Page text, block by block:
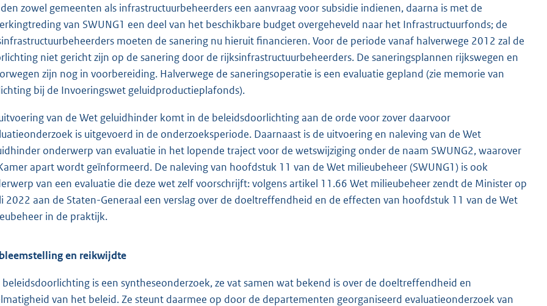
zowel gemeenten als infrastructuurbeheerders een aanvraag voor subsidie indienen, daarna is met de
van SWUNG1 een deel van het beschikbare budget overgeheveld naar het Infrastructuurfonds; de
moeten de sanering nu hieruit financieren. Voor de periode vanaf halverwege 2012 zal de
niet gericht zijn op de sanering door de rijksinfrastructuurbeheerders. De saneringsplannen rijkswegen en
zijn nog in voorbereiding. Halverwege de saneringsoperatie is een evaluatie gepland (zie memorie van
bij de Invoeringswet geluidproductieplafonds).
van de Wet geluidhinder komt in de beleidsdoorlichting aan de orde voor zover daarvoor
is uitgevoerd in de onderzoeksperiode. Daarnaast is de uitvoering en naleving van de Wet
onderwerp van evaluatie in het lopende traject voor de wetswijziging onder de naam SWUNG2, waarover
apart wordt geïnformeerd. De naleving van hoofdstuk 11 van de Wet milieubeheer (SWUNG1) is ook
van een evaluatie die deze wet zelf voorschrijft: volgens artikel 11.66 Wet milieubeheer zendt de Minister op
2022 aan de Staten-Generaal een verslag over de doeltreffendheid en de effecten van hoofdstuk 11 van de Wet
in de praktijk.
en reikwijdte
beleidsdoorlichting is een syntheseonderzoek, ze vat samen wat bekend is over de doeltreffendheid en
van het beleid. Ze steunt daarmee op door de departementen georganiseerd evaluatieonderzoek van